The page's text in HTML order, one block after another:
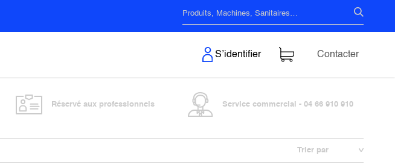
S’identifier Contacter
Réservé aux professionnels Service commercial - 04 66 910 910
Trier par